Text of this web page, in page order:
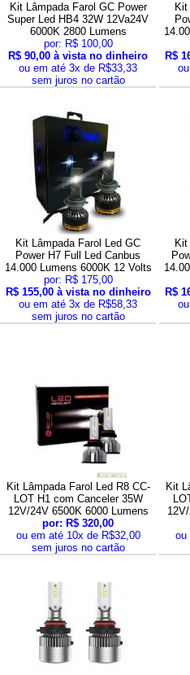
Kit Lâmpada Farol GC Power
Super Led HB4 32W 12Va24V
6000K 2800 Lumens
por: R$ 100,00
R$ 90,00 à vista no dinheiro
ou em até 3x de R$33,33
sem juros no cartão
R$
Kit Lâmpada Farol Led GC
Power H7 Full Led Canbus
14.000 Lumens 6000K 12 Volts
por: R$ 175,00
R$ 155,00 à vista no dinheiro
ou em até 3x de R$58,33
sem juros no cartão
R$
Kit Lâmpada Farol Led R8 CC-
LOT H1 com Canceler 35W
12V/24V 6500K 6000 Lumens
por: R$ 320,00
ou em até 10x de R$32,00
sem juros no cartão
Kit
ou